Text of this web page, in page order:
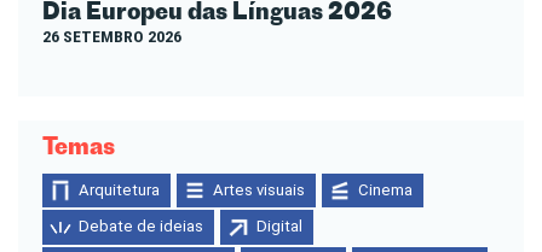
Dia Europeu das Línguas 2026
26 SETEMBRO 2026
Temas
Arquitetura Artes visuais Cinema
Debate de ideias Digital